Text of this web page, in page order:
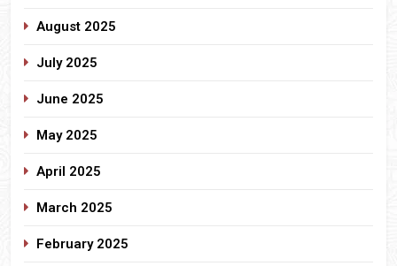
August 2025
July 2025
June 2025
May 2025
April 2025
March 2025
February 2025